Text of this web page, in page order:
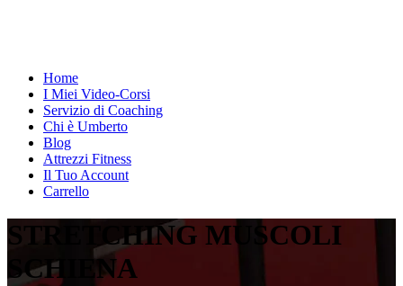
Home
I Miei Video-Corsi
Servizio di Coaching
Chi è Umberto
Blog
Attrezzi Fitness
Il Tuo Account
Carrello
STRETCHING MUSCOLI
SCHIENA